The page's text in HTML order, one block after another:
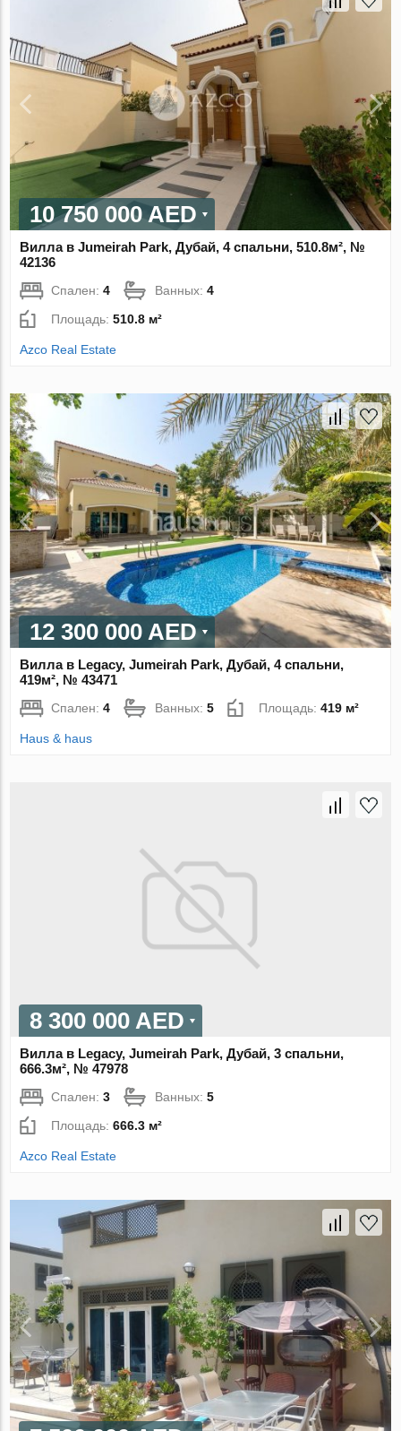
10 750 000 AED
Вилла в Jumeirah Park, Дубай, 4 спальни, 510.8м², №
42136
Спален:4 Ванных:4
Площадь:510.8 м²
Azco Real Estate
12 300 000 AED
Вилла в Legacy, Jumeirah Park, Дубай, 4 спальни,
419м², № 43471
Спален:4 Ванных:5 Площадь:419 м²
Haus & haus
8 300 000 AED
Вилла в Legacy, Jumeirah Park, Дубай, 3 спальни,
666.3м², № 47978
Спален:3 Ванных:5
Площадь:666.3 м²
Azco Real Estate